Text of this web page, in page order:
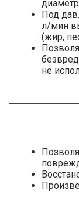
Под
л/мин
(жир,
не